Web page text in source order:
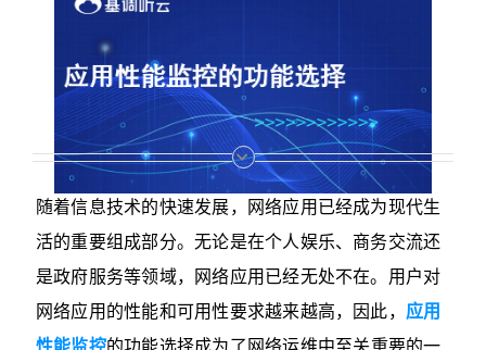
随着信息技术的快速发展，网络应用已经成为现代生
活的重要组成部分。无论是在个人娱乐、商务交流还
是政府服务等领域，网络应用已经无处不在。用户对
网络应用的性能和可用性要求越来越高，因此， 应用
性能监控的功能选择成为了网络运维中至关重要的一